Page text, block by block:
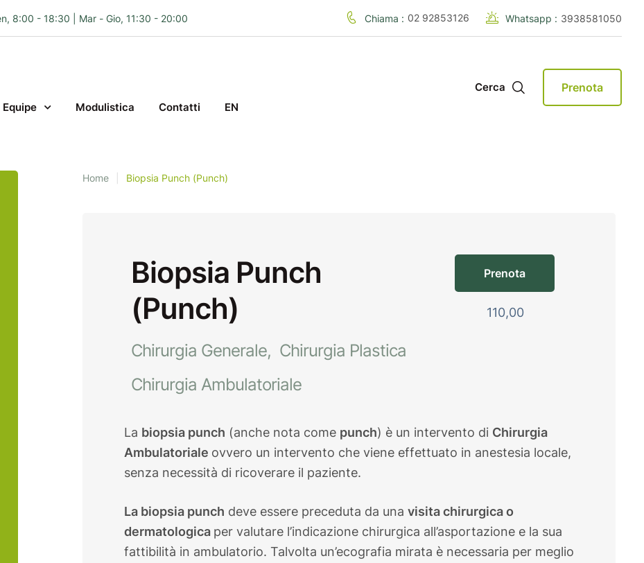
8:00 - 18:30 | Mar - Gio, 11:30 - 20:00 Chiama : 02 92853126 Whatsapp : 3938581050
Equipe Modulistica Contatti EN
Cerca Prenota
Home Biopsia Punch (Punch)
Biopsia Punch
(Punch)
Chirurgia Generale
Chirurgia Plastica
Chirurgia Ambulatoriale
Prenota
110,00
La biopsia punch (anche nota come punch) è un intervento di Chirurgia
Ambulatoriale ovvero un intervento che viene effettuato in anestesia locale,
senza necessità di ricoverare il paziente.
La biopsia punch deve essere preceduta da una visita chirurgica o
dermatologica per valutare l’indicazione chirurgica all’asportazione e la sua
fattibilità in ambulatorio. Talvolta un’ecografia mirata è necessaria per meglio